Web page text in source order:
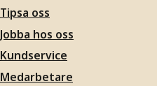
Tipsa oss
Jobba hos oss
Kundservice
Medarbetare